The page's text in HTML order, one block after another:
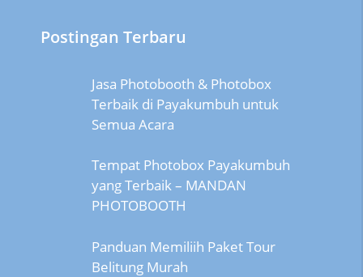
Postingan Terbaru
Jasa Photobooth & Photobox
Terbaik di Payakumbuh untuk
Semua Acara
Tempat Photobox Payakumbuh
yang Terbaik – MANDAN
PHOTOBOOTH
Panduan Memiliih Paket Tour
Belitung Murah